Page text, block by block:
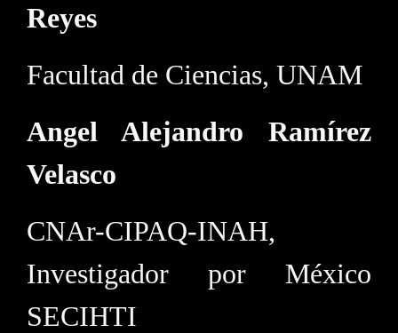
Reyes
Facultad de Ciencias, UNAM
Angel Alejandro Ramírez
Velasco
CNAr-CIPAQ-INAH,
Investigador por México
SECIHTI